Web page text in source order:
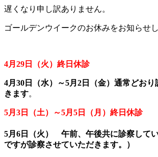
遅くなり申し訳ありません。
ゴールデンウイークのお休みをお知らせし
4月29日（火）終日休診
4月30日（水）～5月2日（金）通常どお
きます。
5月3日（土）～5月5日（月）終日休診
5月6日（火） 午前、午後共に診察して
ですが診察させていただきます。）